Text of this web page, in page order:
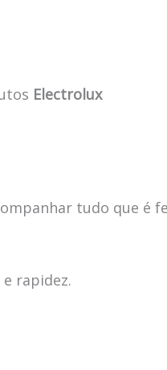
Electrolux
tudo que é
rapidez.